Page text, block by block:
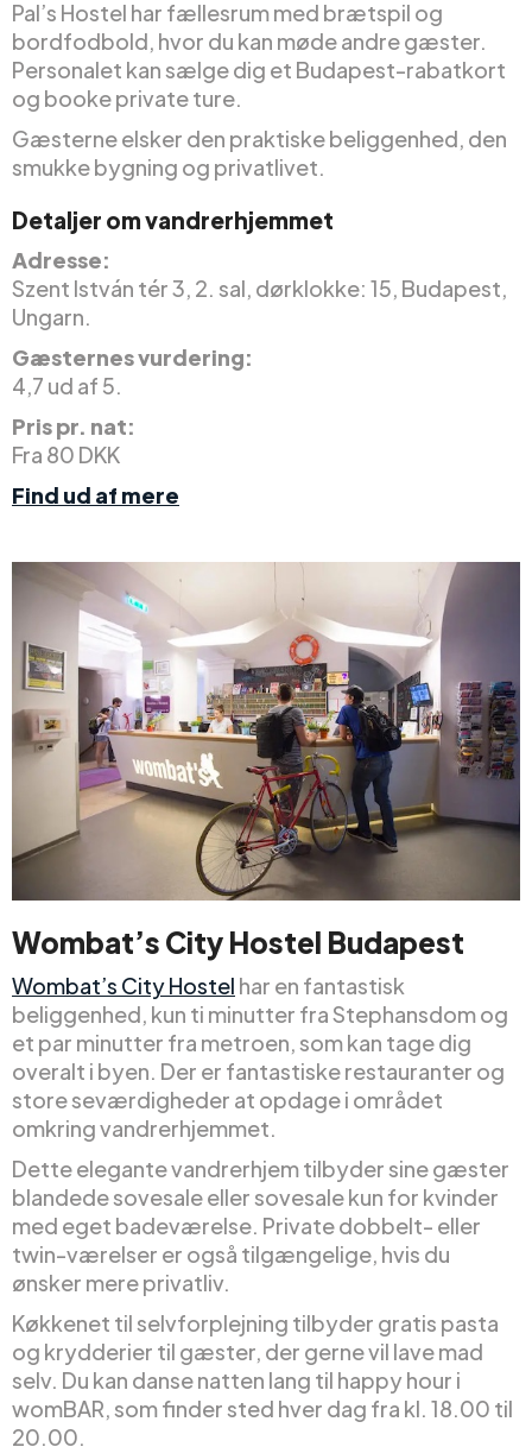
Pal’s Hostel har fællesrum med brætspil og
bordfodbold, hvor du kan møde andre gæster.
Personalet kan sælge dig et Budapest-rabatkort
og booke private ture.
Gæsterne elsker den praktiske beliggenhed, den
smukke bygning og privatlivet.
Detaljer om vandrerhjemmet
Adresse:
Szent István tér 3, 2. sal, dørklokke: 15, Budapest,
Ungarn.
Gæsternes vurdering:
4,7 ud af 5.
Pris pr. nat:
Fra 80 DKK
Find ud af mere
Wombat’s City Hostel Budapest
Wombat’s City Hostel har en fantastisk
beliggenhed, kun ti minutter fra Stephansdom og
et par minutter fra metroen, som kan tage dig
overalt i byen. Der er fantastiske restauranter og
store seværdigheder at opdage i området
omkring vandrerhjemmet.
Dette elegante vandrerhjem tilbyder sine gæster
blandede sovesale eller sovesale kun for kvinder
med eget badeværelse. Private dobbelt- eller
twin-værelser er også tilgængelige, hvis du
ønsker mere privatliv.
Køkkenet til selvforplejning tilbyder gratis pasta
og krydderier til gæster, der gerne vil lave mad
selv. Du kan danse natten lang til happy hour i
womBAR, som finder sted hver dag fra kl. 18.00 til
20.00.